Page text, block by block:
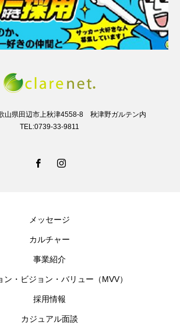
山県田辺市上秋津4558-8 秋津野ガルテン内
TEL:0739-33-9811
メッセージ
カルチャー
事業紹介
ン・ビジョン・バリュー（MVV）
採用情報
カジュアル面談